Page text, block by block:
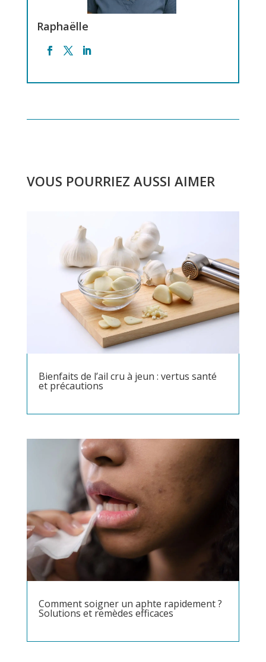
Raphaëlle
VOUS POURRIEZ AUSSI AIMER
Bienfaits de l’ail cru à jeun : vertus santé
et précautions
Comment soigner un aphte rapidement ?
Solutions et remèdes efficaces